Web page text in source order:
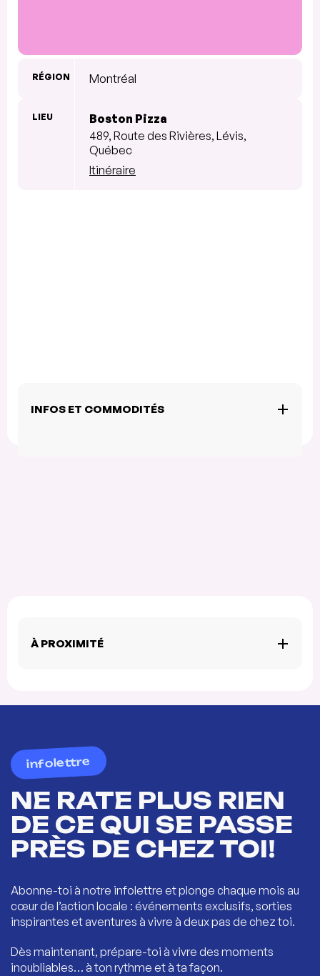
RÉGION Montréal
LIEU
Boston Pizza
489, Route des Rivières, Lévis,
Québec
Itinéraire
INFOS ET COMMODITÉS
À PROXIMITÉ
infolettre
NE RATE PLUS RIEN
DE CE QUI SE PASSE
PRÈS DE CHEZ TOI!
Abonne-toi à notre infolettre et plonge chaque mois au
cœur de l’action locale : événements exclusifs, sorties
inspirantes et aventures à vivre à deux pas de chez toi.
Dès maintenant, prépare-toi à vivre des moments
inoubliables… à ton rythme et à ta façon.